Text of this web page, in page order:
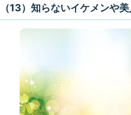
（13）知らないイケメンや